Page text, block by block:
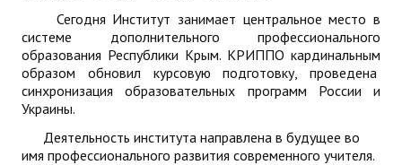
Сегодня Институт занимает центральное место в
системе дополнительного профессионального
образования Республики Крым. КРИППО кардинальным
образом обновил курсовую подготовку, проведена
синхронизация образовательных программ России и
Украины.
Деятельность института направлена в будущее во
имя профессионального развития современного учителя.